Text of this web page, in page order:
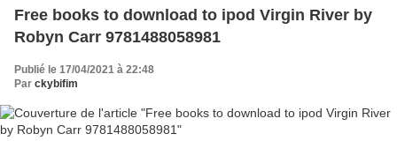
Free books to download to ipod Virgin River by
Robyn Carr 9781488058981
Publié le 17/04/2021 à 22:48
Par ckybifim